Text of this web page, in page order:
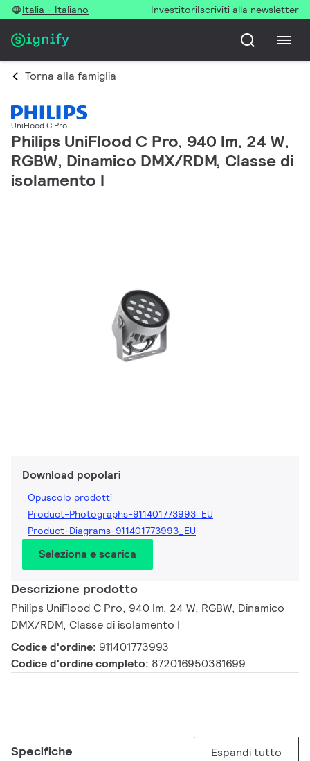
Italia - Italiano InvestitoriIscriviti alla newsletter
Torna alla famiglia
UniFlood C Pro
Philips UniFlood C Pro, 940 lm, 24 W,
RGBW, Dinamico DMX/RDM, Classe di
isolamento I
Download popolari
Opuscolo prodotti
Product-Photographs-911401773993_EU
Product-Diagrams-911401773993_EU
Seleziona e scarica
Descrizione prodotto
Philips UniFlood C Pro, 940 lm, 24 W, RGBW, Dinamico
DMX/RDM, Classe di isolamento I
Codice d'ordine: 911401773993
Codice d'ordine completo: 872016950381699
Specifiche Espandi tutto